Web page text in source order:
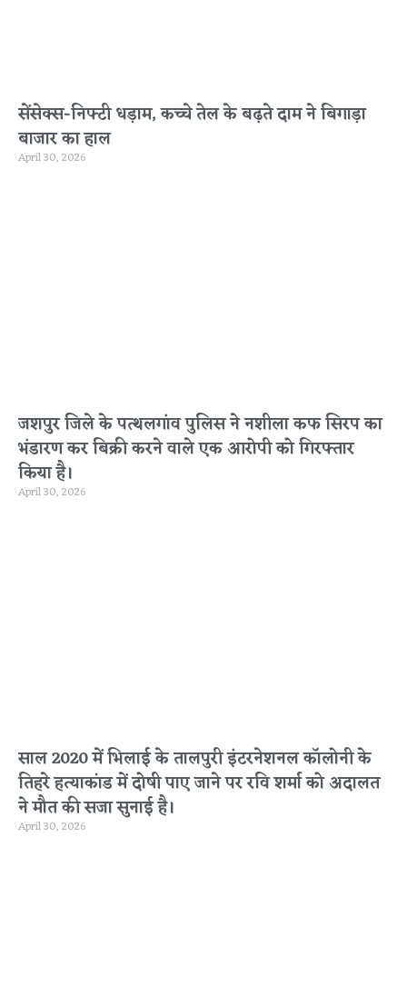
सेंसेक्स-निफ्टी धड़ाम, कच्चे तेल के बढ़ते दाम ने बिगाड़ा
बाजार का हाल
April 30, 2026
जशपुर जिले के पत्थलगांव पुलिस ने नशीला कफ सिरप का
भंडारण कर बिक्री करने वाले एक आरोपी को गिरफ्तार
किया है।
April 30, 2026
साल 2020 में भिलाई के तालपुरी इंटरनेशनल कॉलोनी के
तिहरे हत्याकांड में दोषी पाए जाने पर रवि शर्मा को अदालत
ने मौत की सजा सुनाई है।
April 30, 2026